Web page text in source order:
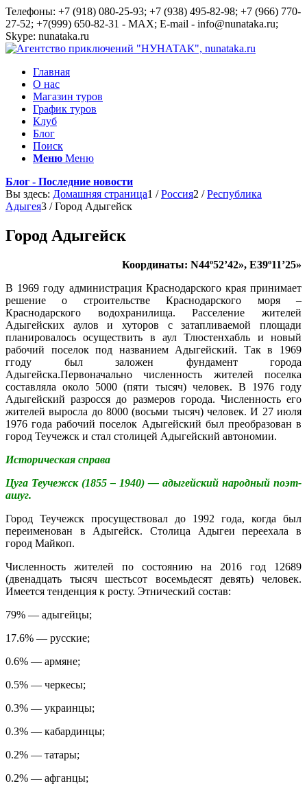
Телефоны: +7 (918) 080-25-93; +7 (938) 495-82-98; +7 (966) 770-
27-52; +7(999) 650-82-31 - MAX; E-mail - info@nunataka.ru;
Skype: nunataka.ru
Главная
О нас
Магазин туров
График туров
Клуб
Блог
Поиск
Меню Меню
Блог - Последние новости
Вы здесь: Домашняя страница1 / Россия2 / Республика
Адыгея3 / Город Адыгейск
Город Адыгейск
Координаты: N44º52’42», E39º11’25»
В 1969 году администрация Краснодарского края принимает
решение о строительстве Краснодарского моря –
Краснодарского водохранилища. Расселение жителей
Адыгейских аулов и хуторов с затапливаемой площади
планировалось осуществить в аул Тлюстенхабль и новый
рабочий поселок под названием Адыгейский. Так в 1969
ггоду был заложен фундамент города
Адыгейска.Первоначально численность жителей поселка
составляла около 5000 (пяти тысяч) человек. В 1976 году
Адыгейский разросся до размеров города. Численность его
жителей выросла до 8000 (восьми тысяч) человек. И 27 июля
1976 года рабочий поселок Адыгейский был преобразован в
город Теучежск и стал столицей Адыгейский автономии.
Историческая справа
Цуга Теучежск (1855 – 1940) — адыгейский народный поэт-
ашуг.
Город Теучежск просуществовал до 1992 года, когда был
переименован в Адыгейск. Столица Адыгеи переехала в
город Майкоп.
Численность жителей по состоянию на 2016 год 12689
(двенадцать тысяч шестьсот восемьдесят девять) человек.
Имеется тенденция к росту. Этнический состав:
79% — адыгейцы;
17.6% — русские;
0.6% — армяне;
0.5% — черкесы;
0.3% — украинцы;
0.3% — кабардинцы;
0.2% — татары;
0.2% — афганцы;